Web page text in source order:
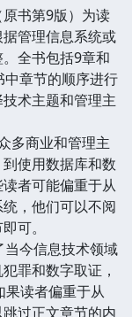
书第9版）为读
管理信息系统或
全书包括9章和
章节的顺序进行
术主题和管理主
商业和管理主
使用数据库和数
者可能偏重于从
，他们可以不阅
可。
今信息技术领域
罪和数字取证，
果读者偏重于从
过正文章节的内